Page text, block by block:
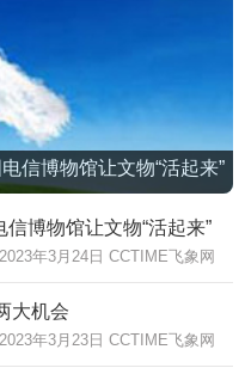
信博物馆让文物“活起来”
博物馆让文物“活起来”
2023年3月24日 CCTIME飞象网
大机会
2023年3月23日 CCTIME飞象网